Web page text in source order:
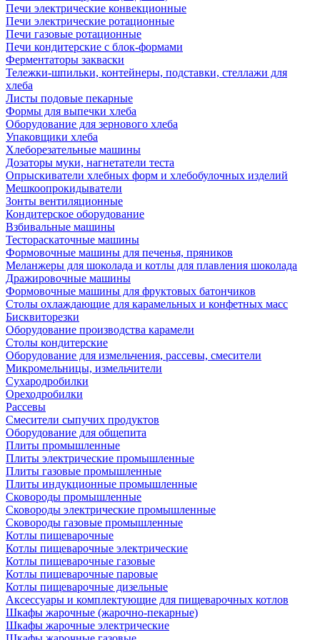
Печи электрические конвекционные
Печи электрические ротационные
Печи газовые ротационные
Печи кондитерские с блок-формами
Ферментаторы закваски
Тележки-шпильки, контейнеры, подставки, стеллажи для
хлеба
Листы подовые пекарные
Формы для выпечки хлеба
Оборудование для зернового хлеба
Упаковщики хлеба
Хлеборезательные машины
Дозаторы муки, нагнетатели теста
Опрыскиватели хлебных форм и хлебобулочных изделий
Мешкоопрокидыватели
Зонты вентиляционные
Кондитерское оборудование
Взбивальные машины
Тестораскаточные машины
Формовочные машины для печенья, пряников
Меланжеры для шоколада и котлы для плавления шоколада
Дражировочные машины
Формовочные машины для фруктовых батончиков
Столы охлаждающие для карамельных и конфетных масс
Бисквиторезки
Оборудование производства карамели
Столы кондитерские
Оборудование для измельчения, рассевы, смесители
Микромельницы, измельчители
Сухародробилки
Ореходробилки
Рассевы
Смесители сыпучих продуктов
Оборудование для общепита
Плиты промышленные
Плиты электрические промышленные
Плиты газовые промышленные
Плиты индукционные промышленные
Сковороды промышленные
Сковороды электрические промышленные
Сковороды газовые промышленные
Котлы пищеварочные
Котлы пищеварочные электрические
Котлы пищеварочные газовые
Котлы пищеварочные паровые
Котлы пищеварочные дизельные
Аксессуары и комплектующие для пищеварочных котлов
Шкафы жарочные (жарочно-пекарные)
Шкафы жарочные электрические